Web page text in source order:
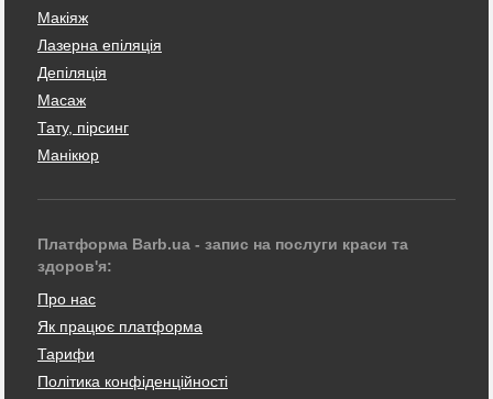
Макіяж
Лазерна епіляція
Депіляція
Масаж
Тату, пірсинг
Манікюр
Платформа Barb.ua - запис на послуги краси та
здоров'я:
Про нас
Як працює платформа
Тарифи
Політика конфіденційності